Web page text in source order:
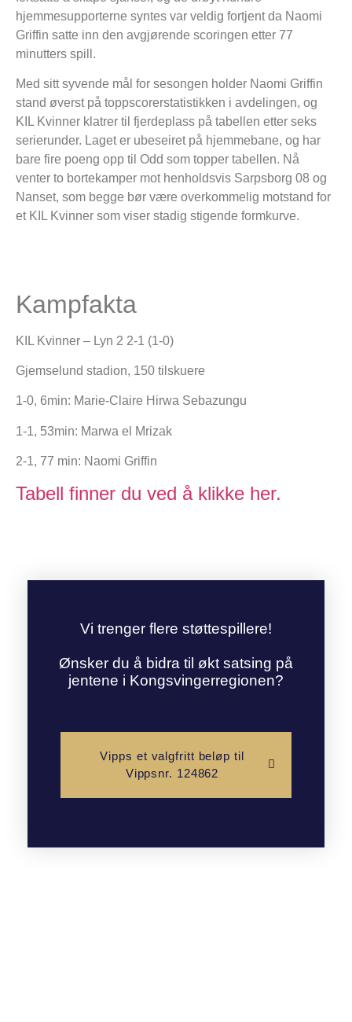
hjemmesupporterne syntes var veldig fortjent da Naomi
Griffin satte inn den avgjørende scoringen etter 77
minutters spill.
Med sitt syvende mål for sesongen holder Naomi Griffin
stand øverst på toppscorerstatistikken i avdelingen, og
KIL Kvinner klatrer til fjerdeplass på tabellen etter seks
serierunder. Laget er ubeseiret på hjemmebane, og har
bare fire poeng opp til Odd som topper tabellen. Nå
venter to bortekamper mot henholdsvis Sarpsborg 08 og
Nanset, som begge bør være overkommelig motstand for
et KIL Kvinner som viser stadig stigende formkurve.
Kampfakta
KIL Kvinner – Lyn 2 2-1 (1-0)
Gjemselund stadion, 150 tilskuere
1-0, 6min: Marie-Claire Hirwa Sebazungu
1-1, 53min: Marwa el Mrizak
2-1, 77 min: Naomi Griffin
Tabell finner du ved å klikke her.
Vi trenger flere støttespillere!
Ønsker du å bidra til økt satsing på
jentene i Kongsvingerregionen?
Vipps et valgfritt beløp til
Vippsnr. 124862